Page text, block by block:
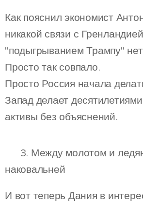
Как пояснил экономист
никакой связи с
"подыгрыванием Трампу"
Просто так совпало.
Просто Россия начала
Запад делает
активы без объяснений.
🪓 3. Между молотом и
наковальней
И вот теперь Дания в